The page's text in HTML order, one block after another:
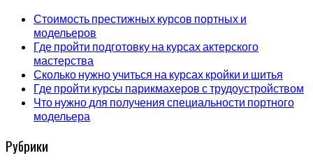
Стоимость престижных курсов портных и
модельеров
Где пройти подготовку на курсах актерского
мастерства
Сколько нужно учиться на курсах кройки и шитья
Где пройти курсы парикмахеров с трудоустройством
Что нужно для получения специальности портного
модельера
Рубрики